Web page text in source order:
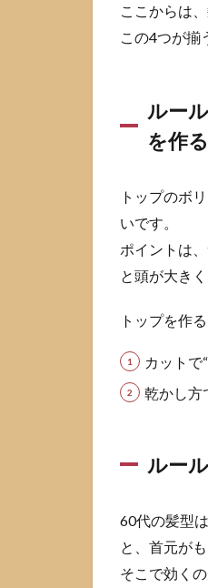
やす
い
で
ん
ぽ
な
い
作
る
基
ル
ルー
ル1：
トッ
プは
ここからは
この4つが揃
ルー
を作る
トップのボ
いです。
ポイントは
と頭が大き
トップを作
カットで
乾かし方
ルー
60代の髪型
と、首元が
そこで効く